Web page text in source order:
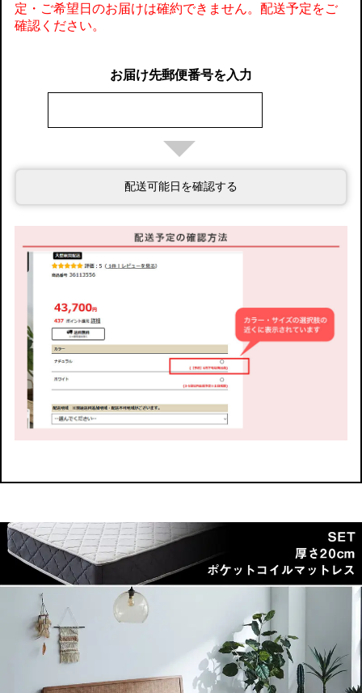
定・ご希望日のお届けは確約できません。配送予定をご
確認ください。
お届け先郵便番号を入力
配送可能日を確認する